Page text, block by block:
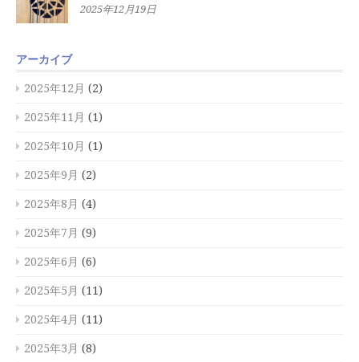
2025年12月19日
アーカイブ
2025年12月 (2)
2025年11月 (1)
2025年10月 (1)
2025年9月 (2)
2025年8月 (4)
2025年7月 (9)
2025年6月 (6)
2025年5月 (11)
2025年4月 (11)
2025年3月 (8)